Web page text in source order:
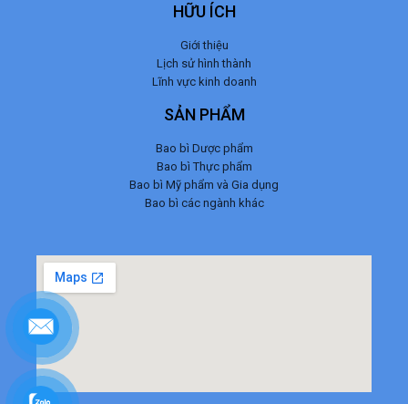
HỮU ÍCH
Giới thiệu
Lịch sử hình thành
Lĩnh vực kinh doanh
SẢN PHẨM
Bao bì Dược phẩm
Bao bì Thực phẩm
Bao bì Mỹ phẩm và Gia dụng
Bao bì các ngành khác